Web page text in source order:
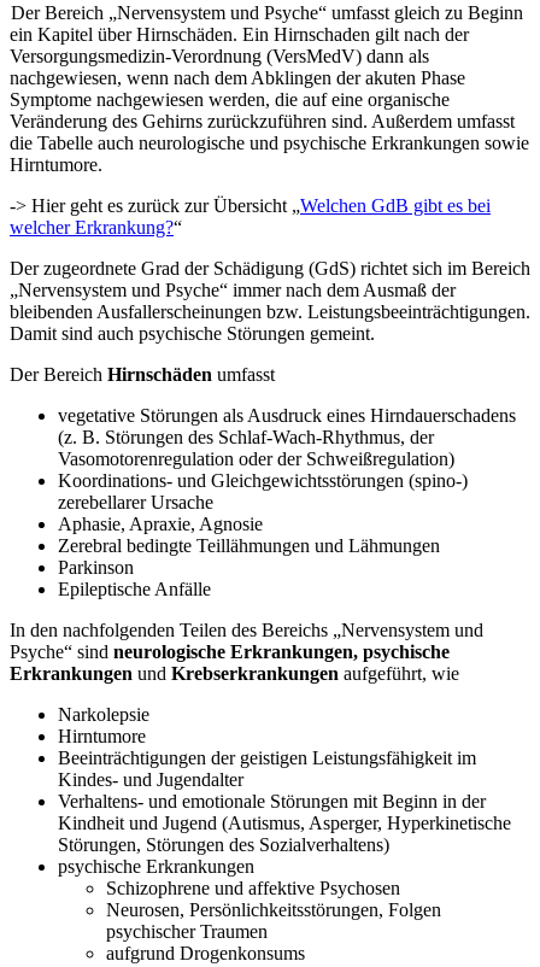
Der Bereich „Nervensystem und Psyche“ umfasst gleich zu Beginn
ein Kapitel über Hirnschäden. Ein Hirnschaden gilt nach der
Versorgungsmedizin-Verordnung (VersMedV) dann als
nachgewiesen, wenn nach dem Abklingen der akuten Phase
Symptome nachgewiesen werden, die auf eine organische
Veränderung des Gehirns zurückzuführen sind. Außerdem umfasst
die Tabelle auch neurologische und psychische Erkrankungen sowie
Hirntumore.
-> Hier geht es zurück zur Übersicht „Welchen GdB gibt es bei
welcher Erkrankung?“
Der zugeordnete Grad der Schädigung (GdS) richtet sich im Bereich
„Nervensystem und Psyche“ immer nach dem Ausmaß der
bleibenden Ausfallerscheinungen bzw. Leistungsbeeinträchtigungen.
Damit sind auch psychische Störungen gemeint.
Der Bereich Hirnschäden umfasst
vegetative Störungen als Ausdruck eines Hirndauerschadens
(z. B. Störungen des Schlaf-Wach-Rhythmus, der
Vasomotorenregulation oder der Schweißregulation)
Koordinations- und Gleichgewichtsstörungen (spino-)
zerebellarer Ursache
Aphasie, Apraxie, Agnosie
Zerebral bedingte Teillähmungen und Lähmungen
Parkinson
Epileptische Anfälle
In den nachfolgenden Teilen des Bereichs „Nervensystem und
Psyche“ sind neurologische Erkrankungen, psychische
Erkrankungen und Krebserkrankungen aufgeführt, wie
Narkolepsie
Hirntumore
Beeinträchtigungen der geistigen Leistungsfähigkeit im
Kindes- und Jugendalter
Verhaltens- und emotionale Störungen mit Beginn in der
Kindheit und Jugend (Autismus, Asperger, Hyperkinetische
Störungen, Störungen des Sozialverhaltens)
psychische Erkrankungen
Schizophrene und affektive Psychosen
Neurosen, Persönlichkeitsstörungen, Folgen
psychischer Traumen
aufgrund Drogenkonsums